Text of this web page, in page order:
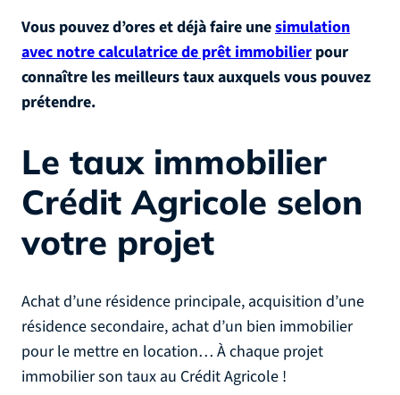
Vous pouvez d’ores et déjà faire unesimulation
avec notre calculatrice de prêt immobilier pour
connaître les meilleurs taux auxquels vous pouvez
prétendre.
Le taux immobilier
Crédit Agricole selon
votre projet
Achat d’une résidence principale, acquisition d’une
résidence secondaire, achat d’un bien immobilier
pour le mettre en location… À chaque projet
immobilier son taux au Crédit Agricole !